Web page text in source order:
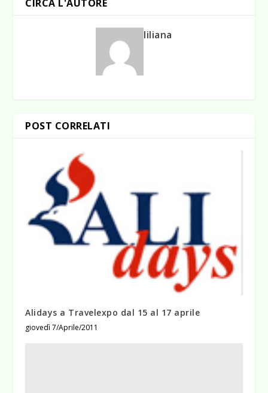
CIRCA L'AUTORE
liliana
POST CORRELATI
Alidays a Travelexpo dal 15 al 17 aprile
giovedì 7/Aprile/2011